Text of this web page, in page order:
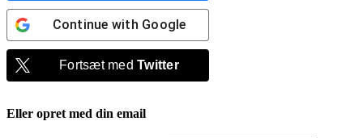
Continue with Google
Fortsæt medTwitter
Eller opret med din email